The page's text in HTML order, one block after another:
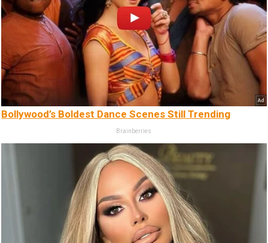
Bollywood’s Boldest Dance Scenes Still Trending
Brainberries